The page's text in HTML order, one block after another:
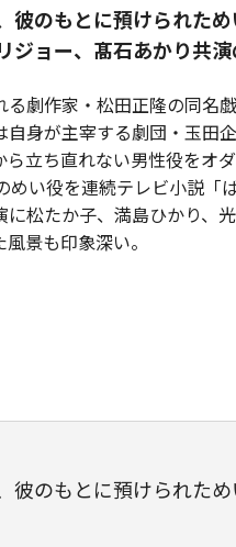
彼のもとに預けられた
ョー、髙石あかり共演
劇作家・松田正隆の同名
身が主宰する劇団・玉田
立ち直れない男性役をオ
い役を連続テレビ小説「
松たか子、満島ひかり、
景も印象深い。
彼のもとに預けられた